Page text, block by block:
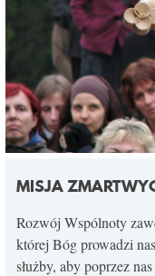
MISJA
Rozwój Wspólnoty
której Bóg prowadzi
służby, aby poprzez